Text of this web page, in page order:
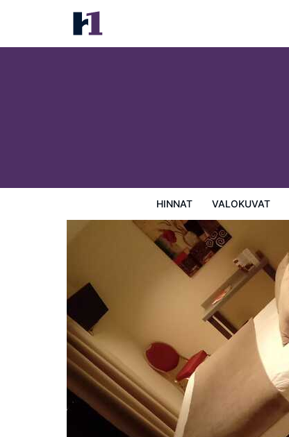
HINNAT VALOKUVAT
Le Grand Hotel
Hinnat